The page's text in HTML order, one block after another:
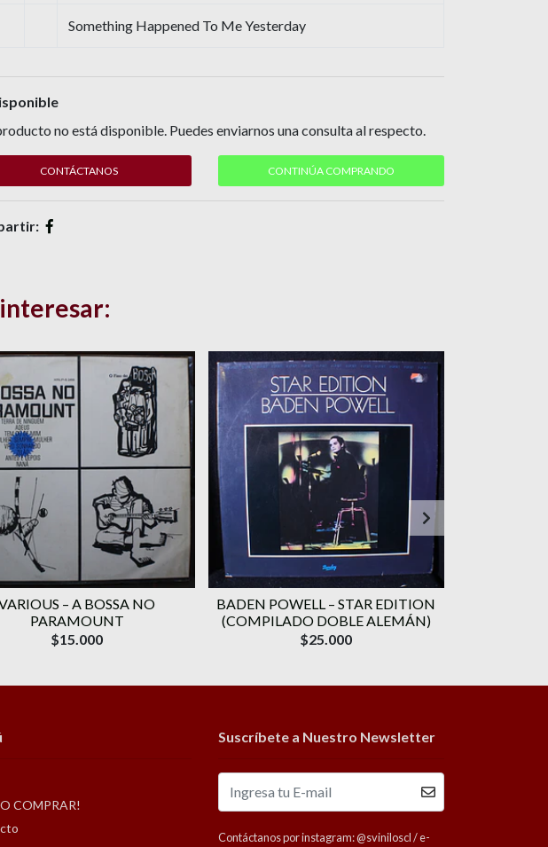
Something Happened To Me Yesterday
no está disponible. Puedes enviarnos una consulta al respecto.
CONTÁCTANOS CONTINÚA COMPRANDO
‎– A BOSSA NO
PARAMOUNT
$15.000
BADEN POWELL ‎– STAR EDITION
(COMPILADO DOBLE ALEMÁN)
$25.000
COMPRAR!
Suscríbete a Nuestro Newsletter
Contáctanos por instagram: @sviniloscl / e-